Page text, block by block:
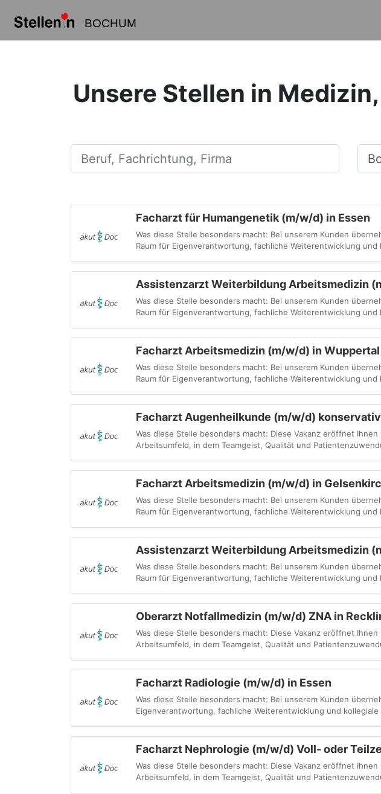
BOCHUM
Unsere Stellen in
Beruf, Fachrichtung, Firma Ort,
Facharzt für Humangenetik (m/w/d) in Essen
Was diese Stelle besonders macht: Bei unserem Kunden
Raum für Eigenverantwortung, fachliche Weiterentwicklung und
Assistenzarzt Weiterbildung Arbeitsmedizin
Was diese Stelle besonders macht: Bei unserem Kunden
Raum für Eigenverantwortung, fachliche Weiterentwicklung und
Facharzt Arbeitsmedizin (m/w/d) in Wuppertal
Was diese Stelle besonders macht: Bei unserem Kunden
Raum für Eigenverantwortung, fachliche Weiterentwicklung und
Facharzt Augenheilkunde (m/w/d)
Was diese Stelle besonders macht: Diese Vakanz eröffnet
Arbeitsumfeld, in dem Teamgeist, Qualität und
Facharzt Arbeitsmedizin (m/w/d) in
Was diese Stelle besonders macht: Bei unserem Kunden
Raum für Eigenverantwortung, fachliche Weiterentwicklung und
Assistenzarzt Weiterbildung Arbeitsmedizin
Was diese Stelle besonders macht: Bei unserem Kunden
Raum für Eigenverantwortung, fachliche Weiterentwicklung und
Oberarzt Notfallmedizin (m/w/d) ZNA in
Was diese Stelle besonders macht: Diese Vakanz eröffnet
Arbeitsumfeld, in dem Teamgeist, Qualität und
Facharzt Radiologie (m/w/d) in Essen
Was diese Stelle besonders macht: Bei unserem Kunden
Eigenverantwortung, fachliche Weiterentwicklung und kollegiale
Facharzt Nephrologie (m/w/d) Voll- oder
Was diese Stelle besonders macht: Diese Vakanz eröffnet
Arbeitsumfeld, in dem Teamgeist, Qualität und